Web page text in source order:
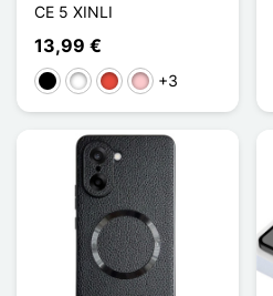
CE 5 XINLI
13,99 €
PretoBrancoVermelho
Rosa+3